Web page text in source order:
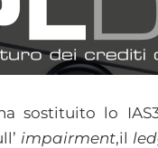
sostituito lo
impairment,il